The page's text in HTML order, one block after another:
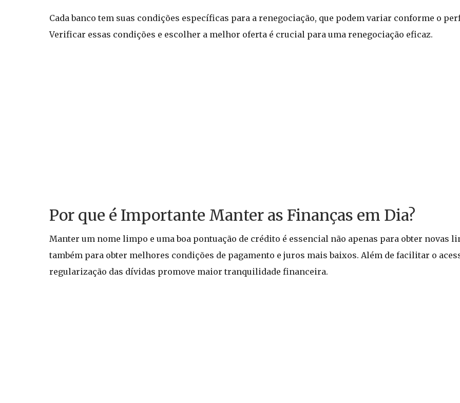
Cada banco tem suas condições específicas para a renegociação, que podem variar conforme o
Verificar essas condições e escolher a melhor oferta é crucial para uma renegociação eficaz.
Por que é Importante Manter as Finanças em Dia?
Manter um nome limpo e uma boa pontuação de crédito é essencial não apenas para obter novas
também para obter melhores condições de pagamento e juros mais baixos. Além de facilitar o
regularização das dívidas promove maior tranquilidade financeira.